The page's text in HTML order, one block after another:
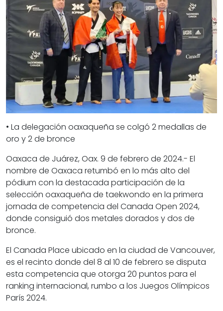
• La delegación oaxaqueña se colgó 2 medallas de
oro y 2 de bronce
Oaxaca de Juárez, Oax. 9 de febrero de 2024.- El
nombre de Oaxaca retumbó en lo más alto del
pódium con la destacada participación de la
selección oaxaqueña de taekwondo en la primera
jornada de competencia del Canada Open 2024,
donde consiguió dos metales dorados y dos de
bronce.
El Canada Place ubicado en la ciudad de Vancouver,
es el recinto donde del 8 al 10 de febrero se disputa
esta competencia que otorga 20 puntos para el
ranking internacional, rumbo a los Juegos Olímpicos
París 2024.